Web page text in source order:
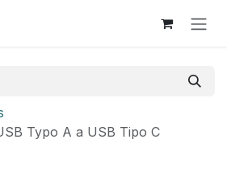
Typo A a USB Tipo C